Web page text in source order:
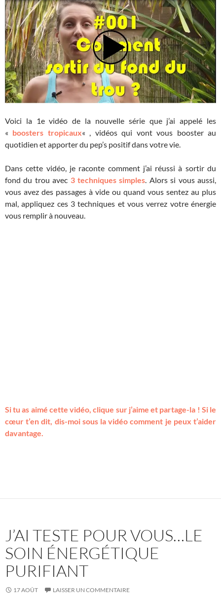
Voici la 1e vidéo de la nouvelle série que j’ai appelé les
« boosters tropicaux« , vidéos qui vont vous booster au
quotidien et apporter du pep’s positif dans votre vie.
Dans cette vidéo, je raconte comment j’ai réussi à sortir du
fond du trou avec 3 techniques simples. Alors si vous aussi,
vous avez des passages à vide ou quand vous sentez au plus
mal, appliquez ces 3 techniques et vous verrez votre énergie
vous remplir à nouveau.
Si tu as aimé cette vidéo, clique sur j’aime et partage-la ! Si le
cœur t’en dit, dis-moi sous la vidéo comment je peux t’aider
davantage.
J’AI TESTE POUR VOUS…LE
SOIN ÉNERGÉTIQUE
PURIFIANT
17 AOÛT LAISSER UN COMMENTAIRE